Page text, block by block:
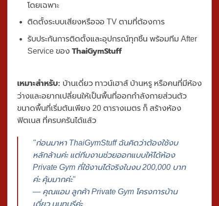
โดยเฉพาะ
ติดตั้งระบบเสียงหรือจอ TV ตามที่ต้องการ
รับประกันการติดตั้งและอุปกรณ์ทุกชิ้น พร้อมทีม After
Service ของ ThaiGymStuff
เหมาะสำหรับ: บ้านเดี่ยว ทาวน์เฮาส์ บ้านหรู หรือคนที่มีห้อง
ว่างและอยากเปลี่ยนให้เป็นพื้นที่ออกกำลังกายส่วนตัว
ขนาดพื้นที่เริ่มต้นเพียง 20 ตารางเมตร ก็ สร้างห้อง
ฟิตเนส ที่ครบครันได้แล้ว
"ก่อนมาหา ThaiGymStuff ฉันคิดว่าต้องใช้งบ
หลักล้านค่ะ แต่ทีมงานช่วยออกแบบให้ได้ห้อง
Private Gym ที่ใช้งานได้จริงในงบ 200,000 บาท
ค่ะ คุ้มมากค่ะ"
— คุณแอม ลูกค้า Private Gym โครงการบ้าน
เดี่ยว นนทบุรีค่ะ